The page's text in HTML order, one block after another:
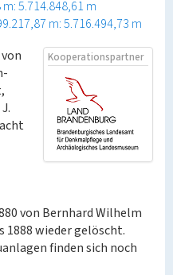
5.714.848,61 m
m: 5.716.494,73 m
Kooperationspartner
von Bernhard Wilhelm
1888 wieder gelöscht.
finden sich noch